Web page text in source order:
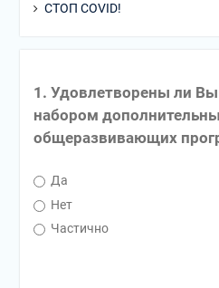
СТОП COVID!
1. Удовлетворены ли
набором
общеразвивающих
Да
Нет
Частично